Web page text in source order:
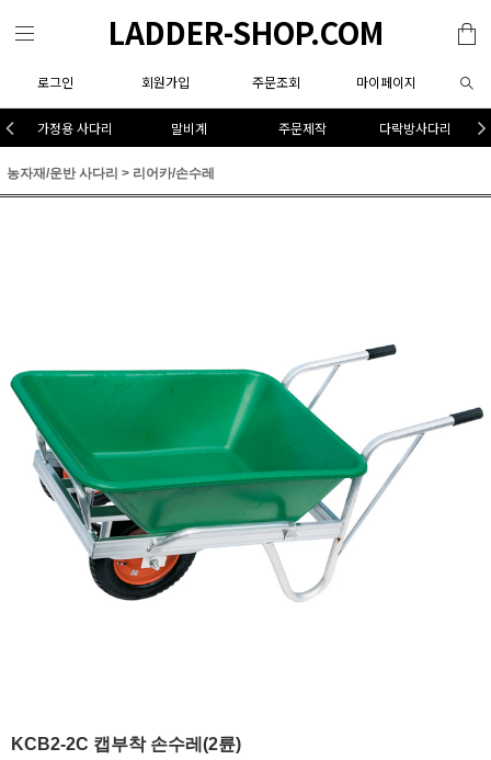
LADDER-SHOP.COM
로그인 회원가입 주문조회 마이페이지
가정용 사다리 말비계 주문제작 다락방사다리
농자재/운반 사다리 > 리어카/손수레
KCB2-2C 캡부착 손수레(2륜)